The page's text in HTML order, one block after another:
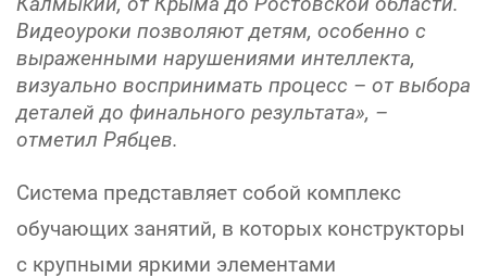
Видеоуроки позволяют детям, особенно с
выраженными нарушениями интеллекта,
визуально воспринимать процесс – от выбора
деталей до финального результата», –
отметил Рябцев.
Система представляет собой комплекс
обучающих занятий, в которых конструкторы
с крупными яркими элементами